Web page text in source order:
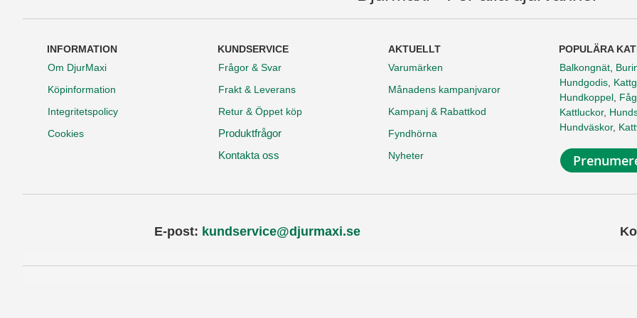
INFORMATION
Om DjurMaxi
Köpinformation
Integritetspolicy
Cookies
KUNDSERVICE
Frågor & Svar
Frakt & Leverans
Retur & Öppet köp
Produktfrågor
Kontakta oss
AKTUELLT
Varumärken
Månadens kampanjvaror
Kampanj & Rabattkod
Fyndhörna
Nyheter
POPULÄRA
Balkongnät
Hundgodis
Hundkoppel
Kattluckor,
Hundväskor,
E-post: kundservice@djurmaxi.se